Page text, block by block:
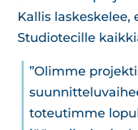
Kallis
Studiotecille
”Olimme
toteutimme